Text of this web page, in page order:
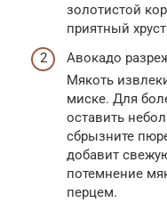
золотистой
приятный
Авокадо
Мякоть
миске. Для
оставить
сбрызните
добавит
потемнение
перцем.